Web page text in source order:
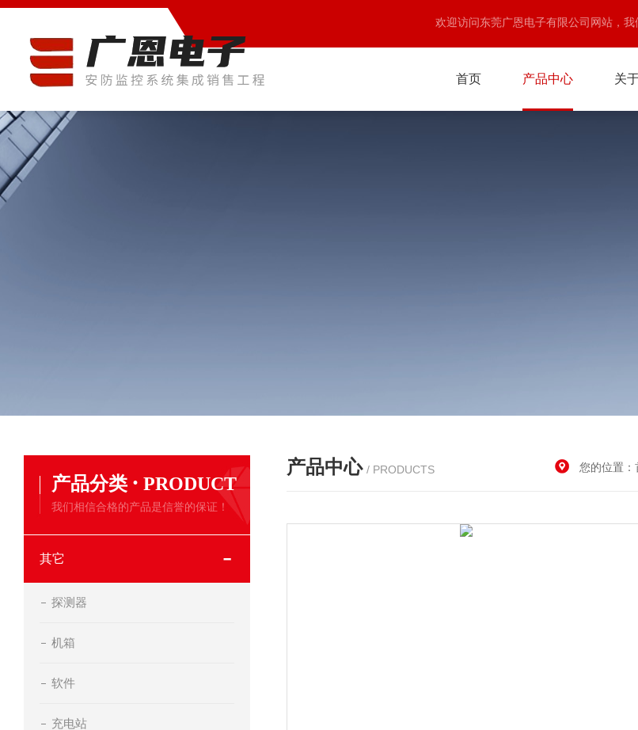
欢迎访问东莞广恩电子有限公司网站，
首页 产品中心 关
产品分类 · PRODUCT
我们相信合格的产品是信誉的保证！
其它
探测器
机箱
软件
充电站
产品中心 / PRODUCTS 您的位置：